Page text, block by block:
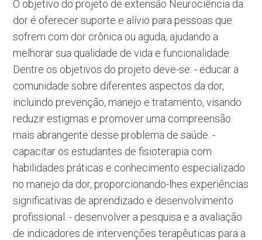
O objetivo do projeto de extensão Neurociência da
dor é oferecer suporte e alívio para pessoas que
sofrem com dor crônica ou aguda, ajudando a
melhorar sua qualidade de vida e funcionalidade.
Dentre os objetivos do projeto deve-se: - educar a
comunidade sobre diferentes aspectos da dor,
incluindo prevenção, manejo e tratamento, visando
reduzir estigmas e promover uma compreensão
mais abrangente desse problema de saúde. -
capacitar os estudantes de fisioterapia com
habilidades práticas e conhecimento especializado
no manejo da dor, proporcionando-lhes experiências
significativas de aprendizado e desenvolvimento
profissional. - desenvolver a pesquisa e a avaliação
de indicadores de intervenções terapêuticas para a